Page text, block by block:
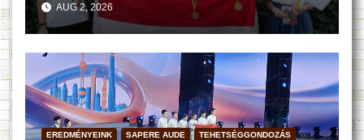
AUG 2, 2026
EREDMÉNYEINK SAPERE AUDE TEHETSÉGGONDOZÁS